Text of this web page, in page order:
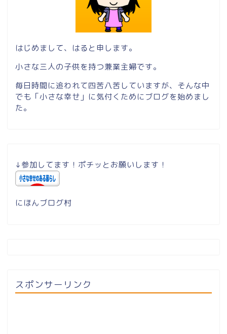
はじめまして、はると申します。
小さな三人の子供を持つ兼業主婦です。
毎日時間に追われて四苦八苦していますが、そんな中
でも「小さな幸せ」に気付くためにブログを始めまし
た。
↓参加してます！ポチッとお願いします！
にほんブログ村
スポンサーリンク